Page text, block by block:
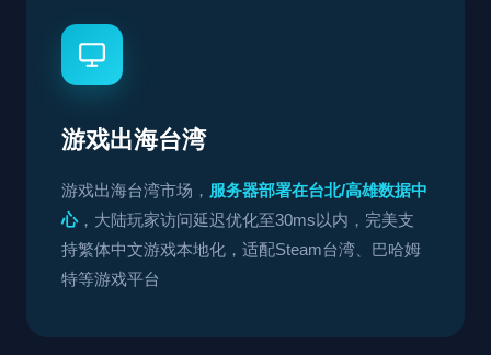
游戏出海台湾
游戏出海台湾市场， 服务器部署在台北/高雄数据中
心，大陆玩家访问延迟优化至30ms以内，完美支
持繁体中文游戏本地化，适配Steam台湾、巴哈姆
特等游戏平台